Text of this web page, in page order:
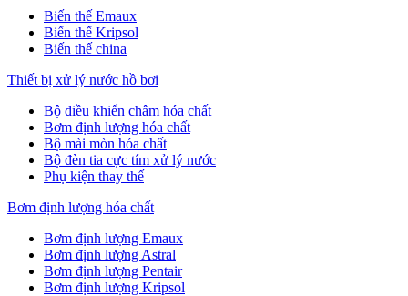
Biến thế Emaux
Biến thế Kripsol
Biến thế china
Thiết bị xử lý nước hồ bơi
Bộ điều khiển châm hóa chất
Bơm định lượng hóa chất
Bộ mài mòn hóa chất
Bộ đèn tia cực tím xử lý nước
Phụ kiện thay thế
Bơm định lượng hóa chất
Bơm định lượng Emaux
Bơm định lượng Astral
Bơm định lượng Pentair
Bơm định lượng Kripsol